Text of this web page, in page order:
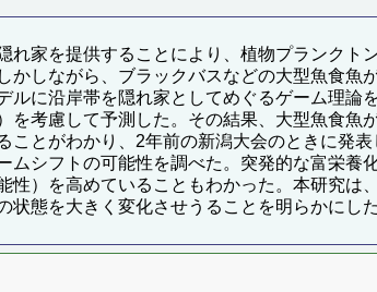
家を提供することにより、植物プランクト
しながら、ブラックバスなどの大型魚食魚
に沿岸帯を隠れ家としてめぐるゲーム理論
考慮して予測した。その結果、大型魚食魚
とがわかり、2年前の新潟大会のときに発表
シフトの可能性を調べた。突発的な富栄養
）を高めていることもわかった。本研究は
態を大きく変化させうることを明らかにした